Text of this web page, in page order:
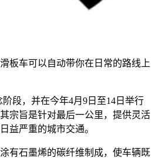
板车可以自动带你在日常的路线上
段，并在今年4月9日至14日举行
宗旨是针对最后一公里，提供灵活
益严重的城市交通。
有石墨烯的碳纤维制成，使车辆既